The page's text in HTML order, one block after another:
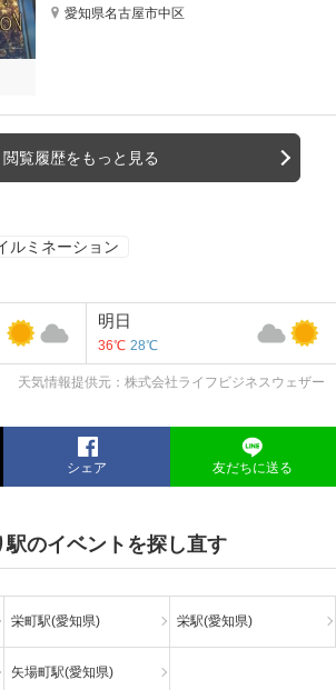
愛知県名古屋市中区
閲覧履歴をもっと見る
ルミネーション
明日
36℃ 28℃
天気情報提供元：株式会社ライフビジネスウェザー
シェア 友だちに送る
駅のイベントを探し直す
栄町駅(愛知県) 栄駅(愛知県)
矢場町駅(愛知県)